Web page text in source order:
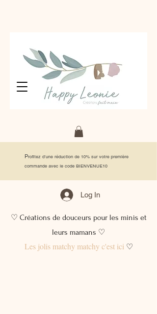
Profitez d'une réduction de 10% sur votre première
commande avec le code BIENVENUE10
Log In
♡ Créations de douceurs pour les minis et
leurs mamans ♡
Les jolis matchy matchy c'est ici♡